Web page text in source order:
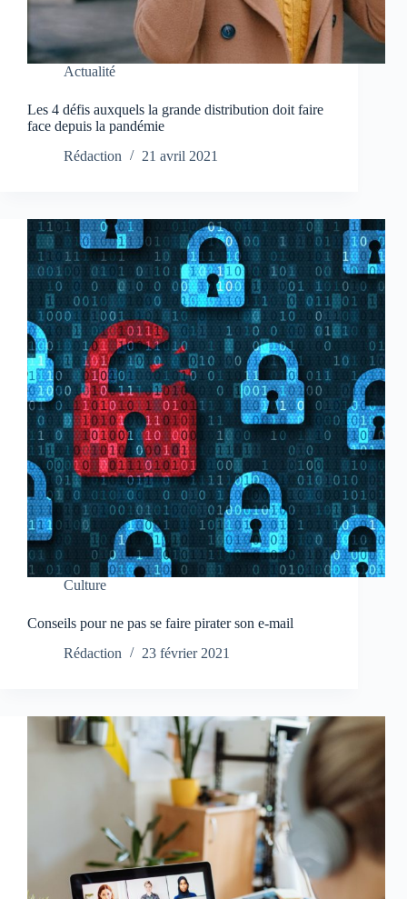
Actualité
Les 4 défis auxquels la grande distribution doit faire
face depuis la pandémie
Rédaction
21 avril 2021
Culture
Conseils pour ne pas se faire pirater son e-mail
Rédaction
23 février 2021